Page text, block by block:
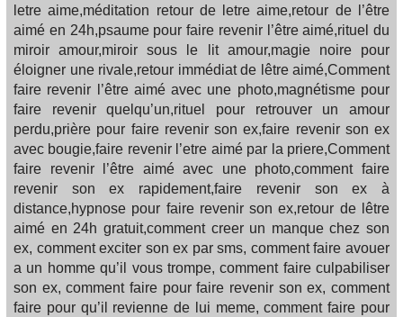
letre aime,méditation retour de letre aime,retour de l’être
aimé en 24h,psaume pour faire revenir l’être aimé,rituel du
miroir amour,miroir sous le lit amour,magie noire pour
éloigner une rivale,retour immédiat de lêtre aimé,Comment
faire revenir l’être aimé avec une photo,magnétisme pour
faire revenir quelqu’un,rituel pour retrouver un amour
perdu,prière pour faire revenir son ex,faire revenir son ex
avec bougie,faire revenir l’etre aimé par la priere,Comment
faire revenir l’être aimé avec une photo,comment faire
revenir son ex rapidement,faire revenir son ex à
distance,hypnose pour faire revenir son ex,retour de lêtre
aimé en 24h gratuit,comment creer un manque chez son
ex, comment exciter son ex par sms, comment faire avouer
a un homme qu’il vous trompe, comment faire culpabiliser
son ex, comment faire pour faire revenir son ex, comment
faire pour qu’il revienne de lui meme, comment faire pour